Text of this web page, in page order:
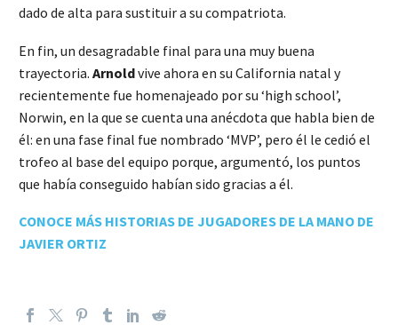
dado de alta para sustituir a su compatriota.
En fin, un desagradable final para una muy buena
trayectoria. Arnoldvive ahora en su California natal y
recientemente fue homenajeado por su ‘high school’,
Norwin, en la que se cuenta una anécdota que habla bien de
él: en una fase final fue nombrado ‘MVP’, pero él le cedió el
trofeo al base del equipo porque, argumentó, los puntos
que había conseguido habían sido gracias a él.
CONOCE MÁS HISTORIAS DE JUGADORES DE LA MANO DE
JAVIER ORTIZ